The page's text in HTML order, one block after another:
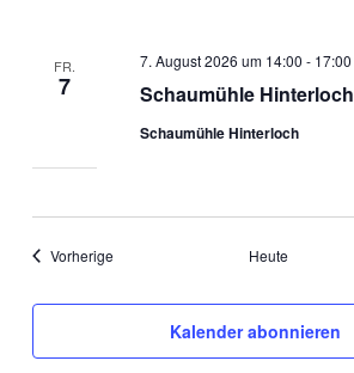
FR.
7 Schaumühle Hinterloch
7. August 2026 um 14:00 - 17:00
Schaumühle Hinterloch
Vorherige Heute
Kalender abonnieren